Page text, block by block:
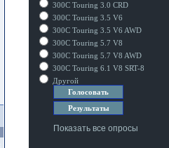
300C Touring 3.0 CRD
300C Touring 3.5 V6
300C Touring 3.5 V6 AWD
300C Touring 5.7 V8
300C Touring 5.7 V8 AWD
300C Touring 6.1 V8 SRT-8
Другой
Показать все опросы